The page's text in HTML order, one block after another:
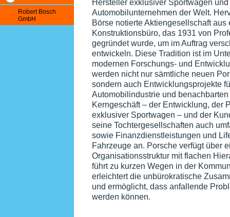
Robert Bosch
GmbH
Hersteller exklusiver Sportwagen
Automobilunternehmen der Welt.
Börse notierte Aktiengesellschaft
Konstruktionsbüro, das 1931 von
gegründet wurde, um im Auftrag
entwickeln. Diese Tradition ist im
modernen Forschungs- und
werden nicht nur sämtliche neuen
sondern auch Entwicklungsprojekte
Automobilindustrie und
Kerngeschäft – der Entwicklung, der
exklusiver Sportwagen – und der
seine Tochtergesellschaften auch
sowie Finanzdienstleistungen und
Fahrzeuge an. Porsche verfügt über
Organisationsstruktur mit flachen
führt zu kurzen Wegen in der
erleichtert die unbürokratische
und ermöglicht, dass anfallende
werden können.